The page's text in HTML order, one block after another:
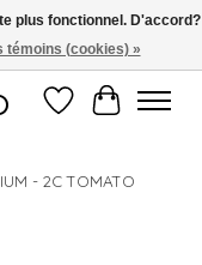
Liste dePanier
- 2C TOMATO
plus fonctionnel. D'accord?
témoins (cookies) »